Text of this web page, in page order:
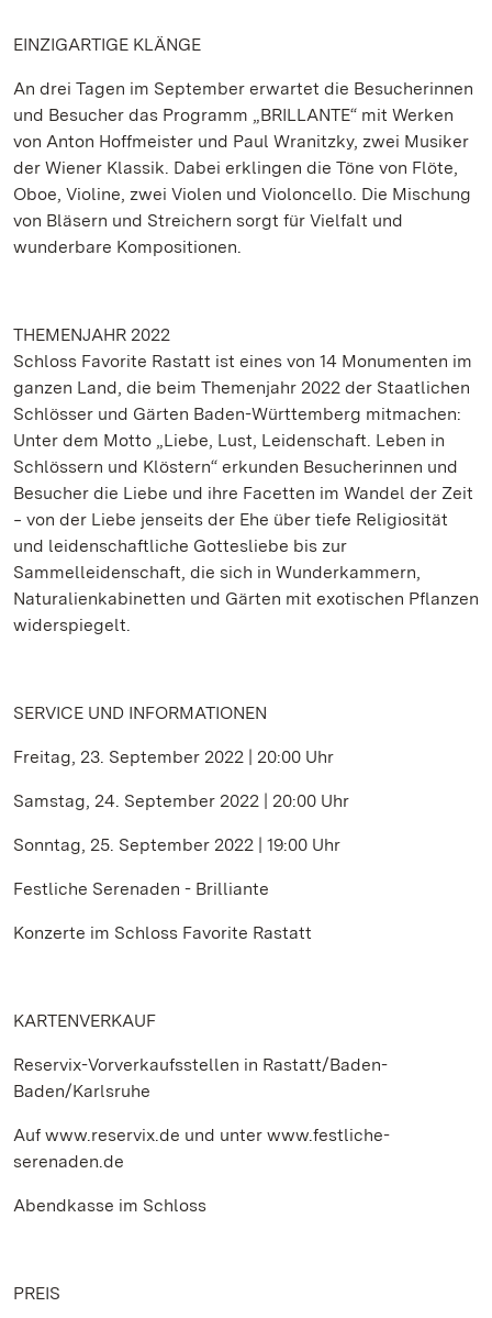
EINZIGARTIGE KLÄNGE
An drei Tagen im September erwartet die Besucherinnen
und Besucher das Programm „BRILLANTE“ mit Werken
von Anton Hoffmeister und Paul Wranitzky, zwei Musiker
der Wiener Klassik. Dabei erklingen die Töne von Flöte,
Oboe, Violine, zwei Violen und Violoncello. Die Mischung
von Bläsern und Streichern sorgt für Vielfalt und
wunderbare Kompositionen.
THEMENJAHR 2022
Schloss Favorite Rastatt ist eines von 14 Monumenten im
ganzen Land, die beim Themenjahr 2022 der Staatlichen
Schlösser und Gärten Baden-Württemberg mitmachen:
Unter dem Motto „Liebe, Lust, Leidenschaft. Leben in
Schlössern und Klöstern“ erkunden Besucherinnen und
Besucher die Liebe und ihre Facetten im Wandel der Zeit
‒ von der Liebe jenseits der Ehe über tiefe Religiosität
und leidenschaftliche Gottesliebe bis zur
Sammelleidenschaft, die sich in Wunderkammern,
Naturalienkabinetten und Gärten mit exotischen Pflanzen
widerspiegelt.
SERVICE UND INFORMATIONEN
Freitag, 23. September 2022 | 20:00 Uhr
Samstag, 24. September 2022 | 20:00 Uhr
Sonntag, 25. September 2022 | 19:00 Uhr
Festliche Serenaden - Brilliante
Konzerte im Schloss Favorite Rastatt
KARTENVERKAUF
Reservix-Vorverkaufsstellen in Rastatt/Baden-
Baden/Karlsruhe
Auf www.reservix.de und unter www.festliche-
serenaden.de
Abendkasse im Schloss
PREIS